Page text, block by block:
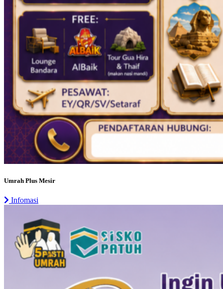
Umrah Plus Mesir
Infomasi